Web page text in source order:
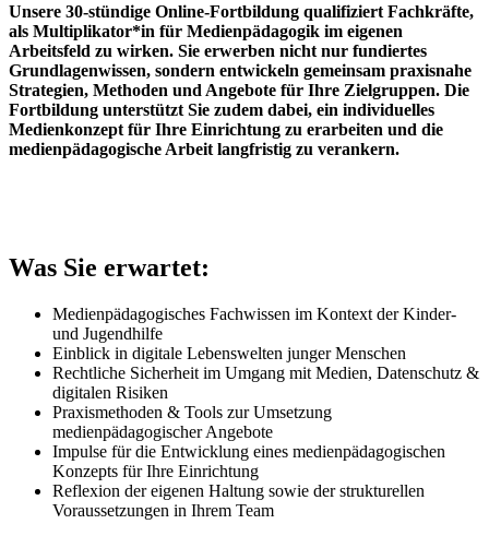
Unsere 30-stündige Online-Fortbildung qualifiziert Fachkräfte,
als Multiplikator*in für Medienpädagogik im eigenen
Arbeitsfeld zu wirken. Sie erwerben nicht nur fundiertes
Grundlagenwissen, sondern entwickeln gemeinsam praxisnahe
Strategien, Methoden und Angebote für Ihre Zielgruppen. Die
Fortbildung unterstützt Sie zudem dabei, ein individuelles
Medienkonzept für Ihre Einrichtung zu erarbeiten und die
medienpädagogische Arbeit langfristig zu verankern.
Was Sie erwartet:
Medienpädagogisches Fachwissen im Kontext der Kinder-
und Jugendhilfe
Einblick in digitale Lebenswelten junger Menschen
Rechtliche Sicherheit im Umgang mit Medien, Datenschutz &
digitalen Risiken
Praxismethoden & Tools zur Umsetzung
medienpädagogischer Angebote
Impulse für die Entwicklung eines medienpädagogischen
Konzepts für Ihre Einrichtung
Reflexion der eigenen Haltung sowie der strukturellen
Voraussetzungen in Ihrem Team